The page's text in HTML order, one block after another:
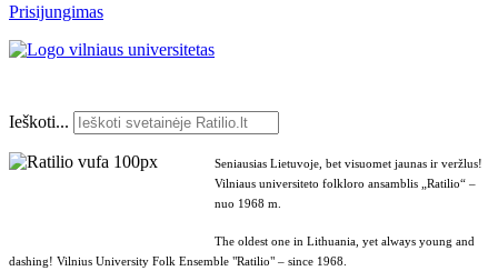
Prisijungimas
Ieškoti...
Seniausias Lietuvoje, bet visuomet jaunas ir veržlus!
Vilniaus universiteto folkloro ansamblis „Ratilio“ –
nuo 1968 m.
The oldest one in Lithuania, yet always young and
dashing! Vilnius University Folk Ensemble "Ratilio" – since 1968.